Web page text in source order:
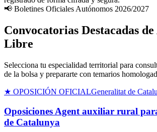
📢 Boletines Oficiales Autónomos 2026/2027
Convocatorias Destacadas de
Libre
Selecciona tu especialidad territorial para
de la bolsa y prepararte con temarios
★ OPOSICIÓN OFICIALGeneralitat de
Oposiciones Agent auxiliar rural
de Catalunya